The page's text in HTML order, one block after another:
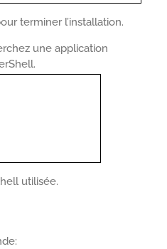
terminer l’installation.
une application
utilisée.